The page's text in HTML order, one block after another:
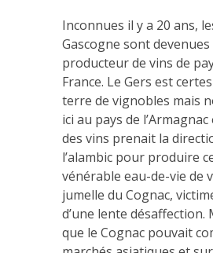
Inconnues il y a 20 ans,
Gascogne sont
producteur de vins de
France. Le Gers est
terre de vignobles mais
ici au pays de l’Armagnac
des vins prenait la
l’alambic pour produire
vénérable eau-de-vie de
jumelle du Cognac,
d’une lente désaffection.
que le Cognac pouvait